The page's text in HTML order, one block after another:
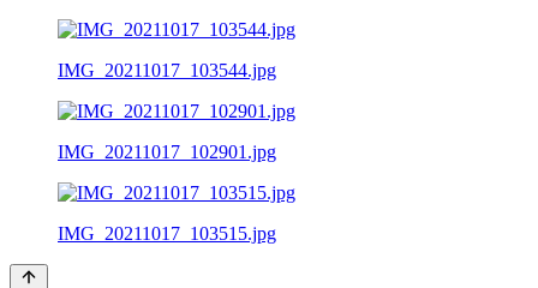
IMG_20211017_103544.jpg
IMG_20211017_102901.jpg
IMG_20211017_103515.jpg